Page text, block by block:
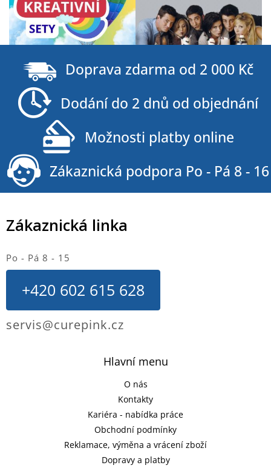
Z
Hlavní menu
O nás
Kontakty
Kariéra - nabídka práce
Obchodní podmínky
Reklamace, výměna a vrácení zboží
Dopravy a platby
Zákaznická linka
Po - Pá 8 - 15
+420 602 615 628
servis@curepink.cz
Doprava zdarma od 2 000 Kč
Dodání do 2 dnů od objednání
Možnosti platby online
Zákaznická podpora Po - Pá 8 - 16